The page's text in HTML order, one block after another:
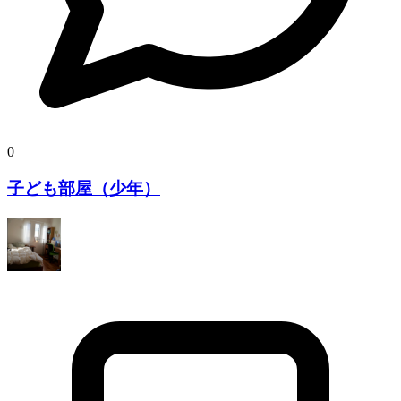
0
子ども部屋（少年）